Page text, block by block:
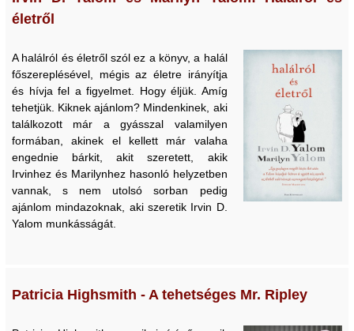
életről
A halálról és életről szól ez a könyv, a halál
főszereplésével, mégis az életre irányítja
és hívja fel a figyelmet. Hogy éljük. Amíg
tehetjük. Kiknek ajánlom? Mindenkinek, aki
találkozott már a gyásszal valamilyen
formában, akinek el kellett már valaha
engednie bárkit, akit szeretett, akik
Irvinhez és Marilynhez hasonló helyzetben
vannak, s nem utolsó sorban pedig
ajánlom mindazoknak, aki szeretik Irvin D.
Yalom munkásságát.
Patricia Highsmith - A tehetséges Mr. Ripley